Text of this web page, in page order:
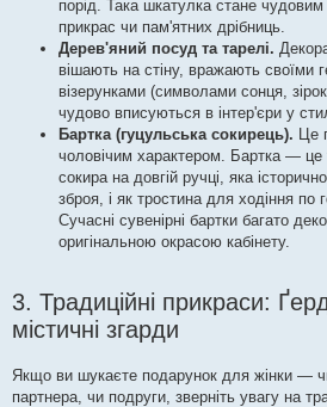
порід. Така шкатулка стане
прикрас чи пам'ятних дрібниць.
Дерев'яний посуд та тарелі.
вішають на стіну, вражають своїми
візерунками (символами сонця,
чудово вписуються в інтер'єри у
Бартка (гуцульська сокирець). Це
чоловічим характером. Бартка — це
сокира на довгій ручці, яка
зброя, і як тростина для ходіння по
Сучасні сувенірні бартки багато
оригінальною окрасою кабінету.
3. Традиційні прикраси:
містичні згарди
Якщо ви шукаєте подарунок для жінки —
партнера, чи подруги, зверніть увагу на